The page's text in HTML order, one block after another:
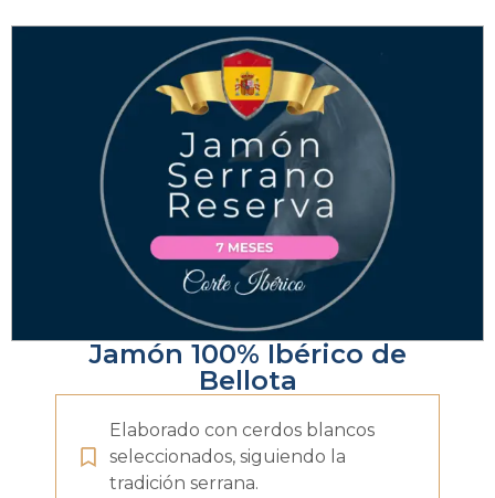
Jamón 100% Ibérico de
Bellota
Elaborado con cerdos blancos
seleccionados, siguiendo la
tradición serrana.